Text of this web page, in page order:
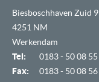
Biesboschhaven Zuid 9
4251 NM
Werkendam
Tel:
0183 - 50 08 55
Fax:
0183 - 50 08 56